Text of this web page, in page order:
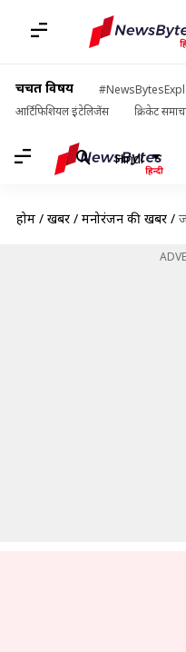
चर्चित विषय
आर्टिफिशियल इंटेलिजेंस
क्रिकेट
Hindi
होम / खबरें / मनोरंजन की खबरें /